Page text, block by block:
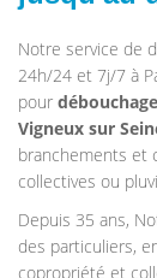
Notre service de
24h/24 et 7j/7 à
pour
Vigneux sur
branchements et
collectives ou
Depuis 35 ans,
des particuliers,
copropriété et